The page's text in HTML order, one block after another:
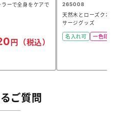
ーで全身をケアで
円（税込）
265008
天然木とローズクオ
サージグッズ
名入れ可 一色印刷
ご質問